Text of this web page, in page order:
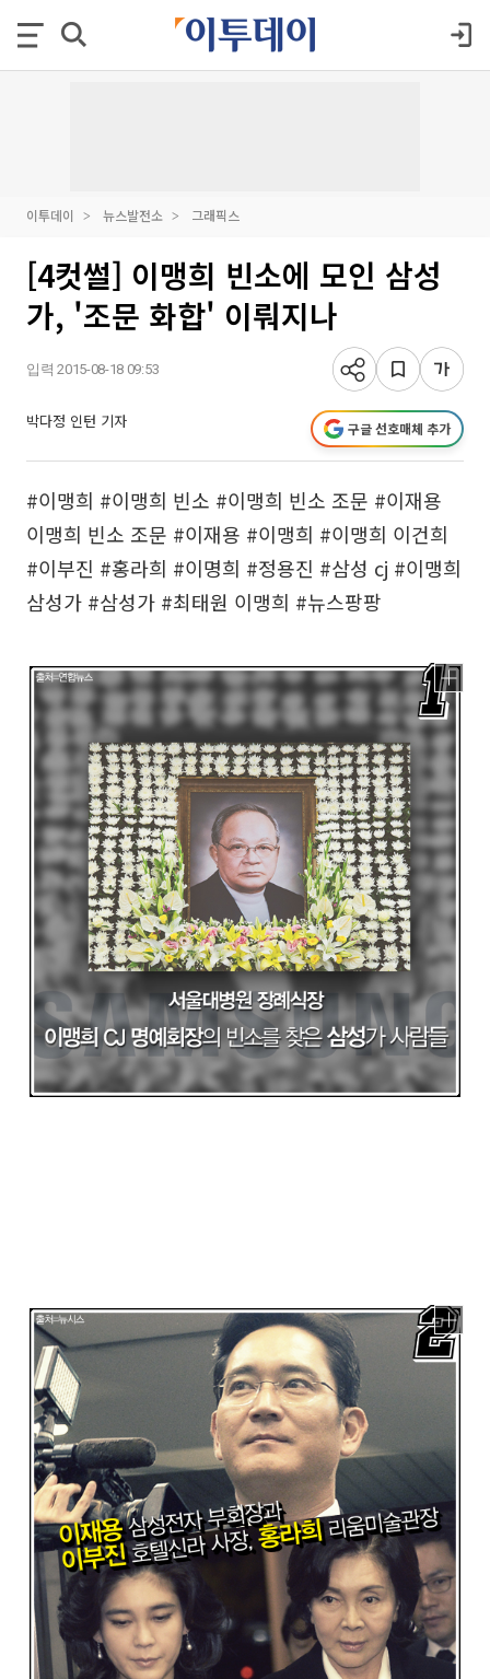
이투데이 뉴스발전소 그래픽스
[4컷썰] 이맹희 빈소에 모인 삼성
가, '조문 화합' 이뤄지나
입력 2015-08-18 09:53
박다정 인턴 기자 구글 선호매체 추가
#이맹희 #이맹희 빈소 #이맹희 빈소 조문 #이재용
이맹희 빈소 조문 #이재용 #이맹희 #이맹희 이건희
#이부진 #홍라희 #이명희 #정용진 #삼성 cj #이맹희
삼성가 #삼성가 #최태원 이맹희 #뉴스팡팡